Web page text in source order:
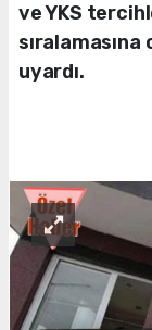
ve YKS
sıralamasına
uyardı.